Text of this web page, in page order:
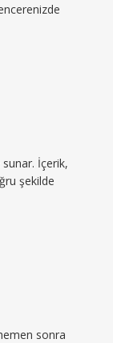
İçerik,
şekilde
sonra